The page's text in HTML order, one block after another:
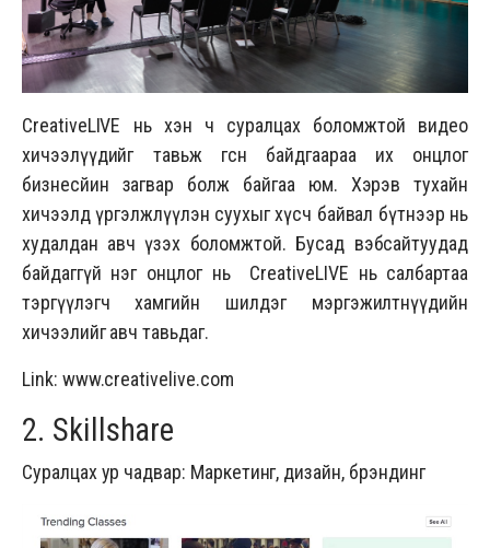
CreativeLIVE нь хэн ч суралцах боломжтой видео
хичээлүүдийг тавьж өгсөн байдгаараа их онцлог
бизнесйин загвар болж байгаа юм. Хэрэв тухайн
хичээлд үргэлжлүүлэн суухыг хүсч байвал бүтнээр нь
худалдан авч үзэх боломжтой. Бусад вэбсайтуудад
байдаггүй нэг онцлог нь CreativeLIVE нь салбартаа
тэргүүлэгч хамгийн шилдэг мэргэжилтнүүдийн
хичээлийг авч тавьдаг.
Link: www.creativelive.com
2. Skillshare
Суралцах ур чадвар: Маркетинг, дизайн, брэндинг